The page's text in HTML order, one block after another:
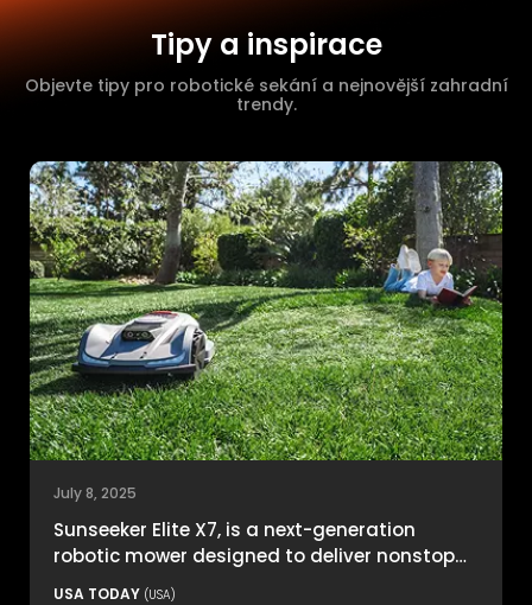
Tipy a inspirace
Objevte tipy pro robotické sekání a nejnovější zahradní
trendy.
July 8, 2025
Sunseeker Elite X7, is a next-generation
robotic mower designed to deliver nonstop
productivity with unmatched cutting
USA TODAY (USA)